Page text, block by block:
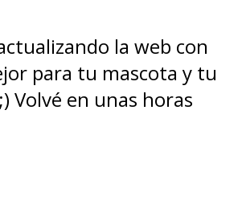
la web con
para tu mascota y tu
Volvé en unas horas